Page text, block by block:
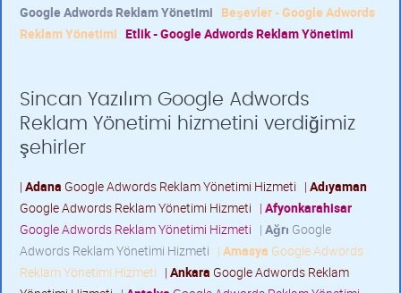
Google Adwords Reklam Yönetimi Beşevler - Google Adwords
Reklam Yönetimi Etlik - Google Adwords Reklam Yönetimi
Sincan Yazılım Google Adwords
Reklam Yönetimi hizmetini verdiğimiz
şehirler
| Adana Google Adwords Reklam Yönetimi Hizmeti | Adıyaman
Google Adwords Reklam Yönetimi Hizmeti | Afyonkarahisar
Google Adwords Reklam Yönetimi Hizmeti | Ağrı Google
Adwords Reklam Yönetimi Hizmeti | Amasya Google Adwords
Reklam Yönetimi Hizmeti | Ankara Google Adwords Reklam